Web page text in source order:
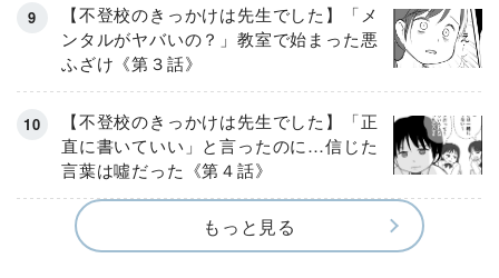
【不登校のきっかけは先生でした】「メ
ンタルがヤバいの？」教室で始まった悪
ふざけ《第３話》
【不登校のきっかけは先生でした】「正
直に書いていい」と言ったのに…信じた
言葉は噓だった《第４話》
もっと見る